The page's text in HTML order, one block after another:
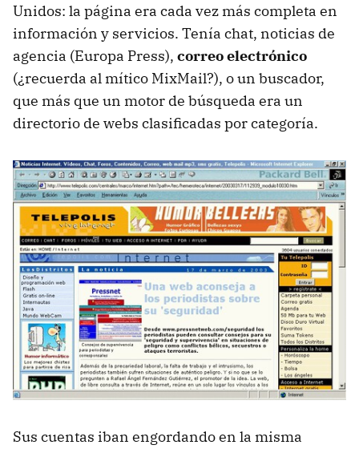
Unidos: la página era cada vez más completa en
información y servicios. Tenía chat, noticias de
agencia (Europa Press), correo electrónico
(¿recuerda al mítico MixMail?), o un buscador,
que más que un motor de búsqueda era un
directorio de webs clasificadas por categoría.
Sus cuentas iban engordando en la misma